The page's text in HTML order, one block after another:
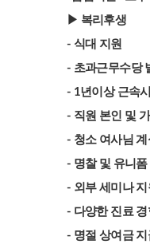
▶ 복리후생
- 식대 지원
- 초과근무수당
- 1년이상 근속
- 직원 본인 및
- 청소 여사님 계
- 명찰 및 유니폼
- 외부 세미나
- 다양한 진료
- 명절 상여금 지